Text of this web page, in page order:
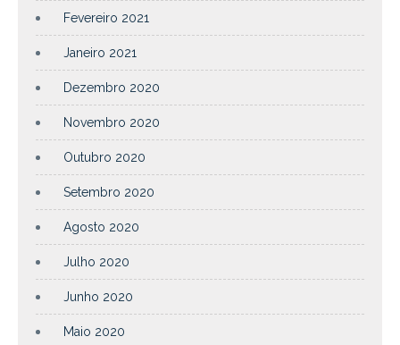
Fevereiro 2021
Janeiro 2021
Dezembro 2020
Novembro 2020
Outubro 2020
Setembro 2020
Agosto 2020
Julho 2020
Junho 2020
Maio 2020